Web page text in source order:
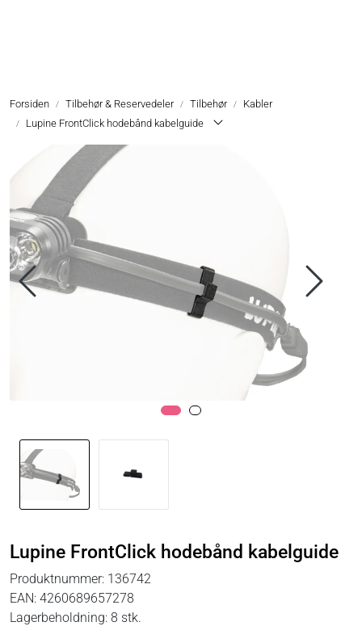
Forsiden Tilbehør & Reservedeler Tilbehør
Kabler
Lupine FrontClick hodebånd kabelguide
Lupine FrontClick hodebånd kabelguide
Produktnummer: 136742
EAN: 4260689657278
Lagerbeholdning: 8 stk.
Hjelmlykter
Sykkellykter
Lommelykter
Tilbehør & Reservedeler
Oppgradering